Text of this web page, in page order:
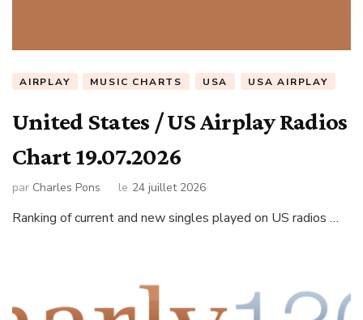
AIRPLAY MUSIC CHARTS USA USA AIRPLAY
United States / US Airplay Radios
Chart 19.07.2026
par Charles Pons le 24 juillet 2026
Ranking of current and new singles played on US radios …